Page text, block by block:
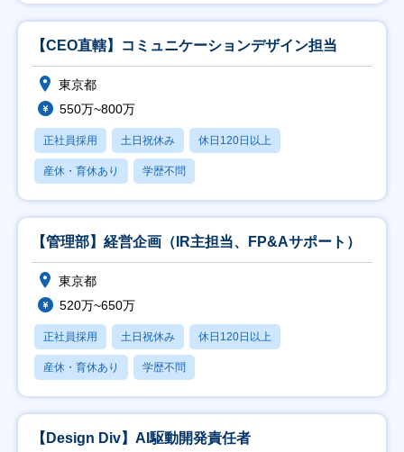
【CEO直轄】コミュニケーションデザイン担当
東京都
550万~800万
正社員採用 土日祝休み 休日120日以上
産休・育休あり 学歴不問
【管理部】経営企画（IR主担当、FP&Aサポート）
東京都
520万~650万
正社員採用 土日祝休み 休日120日以上
産休・育休あり 学歴不問
【Design Div】AI駆動開発責任者